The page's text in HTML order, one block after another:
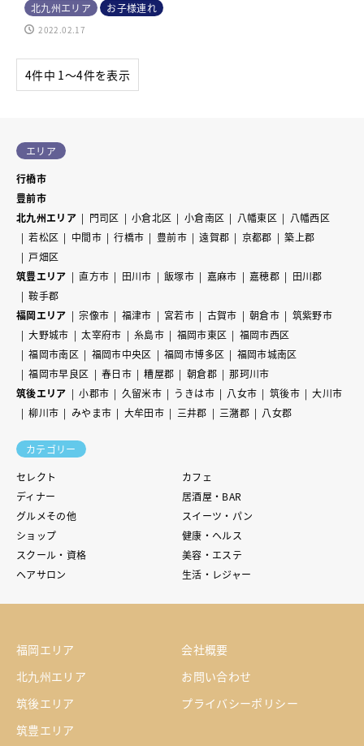
北九州エリア
お子様連れ
2022.02.17
4件中 1〜4件を表示
エリア
行橋市
豊前市
北九州エリア
門司区 小倉北区 小倉南区 八幡東区
八幡西区
若松区
中間市 行橋市 豊前市 遠賀郡 京都郡
築上郡
戸畑区
筑豊エリア
直方市 田川市 飯塚市 嘉麻市 嘉穂郡
田川郡
鞍手郡
福岡エリア
宗像市 福津市 宮若市 古賀市 朝倉市
筑紫野市
大野城市
太宰府市 糸島市 福岡市東区
福岡市西区
福岡市南区
福岡市中央区 福岡市博多区
福岡市城南区
福岡市早良区
春日市 糟屋郡 朝倉郡
那珂川市
筑後エリア
小郡市 久留米市 うきは市 八女市 筑後市
大川市
柳川市
みやま市 大牟田市 三井郡 三潴郡 八女郡
カテゴリー
セレクト
カフェ
ディナー
居酒屋・BAR
グルメその他
スイーツ・パン
ショップ
健康・ヘルス
スクール・資格
美容・エステ
ヘアサロン
生活・レジャー
福岡エリア
北九州エリア
筑後エリア
筑豊エリア
会社概要
お問い合わせ
プライバシーポリシー